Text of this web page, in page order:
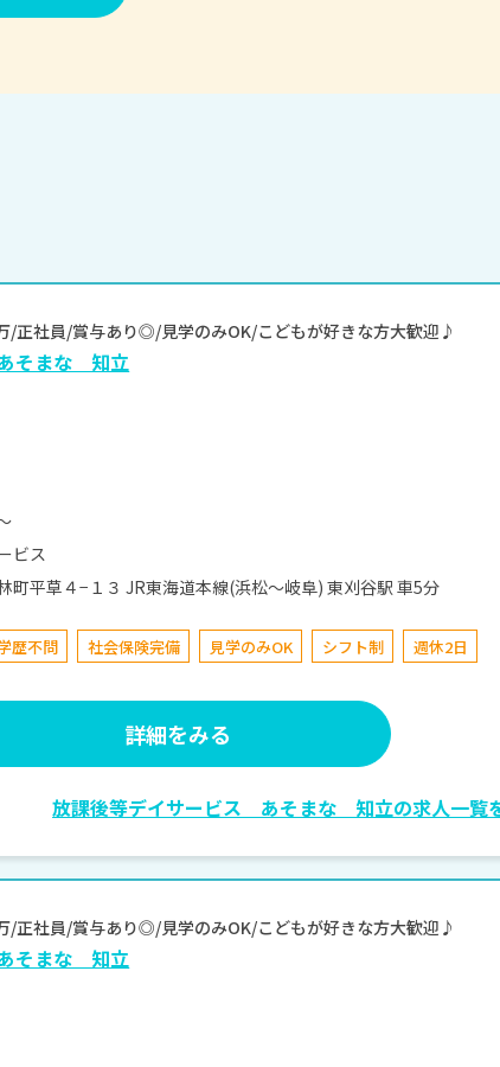
/正社員/賞与あり◎/見学のみOK/こどもが好きな方大歓迎♪
そまな 知立
ビス
愛知県知立市新林町平草４−１３ JR東海道本線(浜松～岐阜) 東刈谷駅 車5分
歴不問 社会保険完備 見学のみOK シフト制 週休2日
詳細をみる
放課後等デイサービス あそまな 知立の求人一覧
/正社員/賞与あり◎/見学のみOK/こどもが好きな方大歓迎♪
そまな 知立